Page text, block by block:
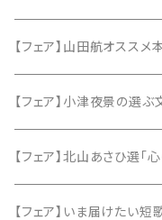
【フェア】山田航オススメ
【フェア】小津夜景の選
【フェア】北山あさひ選「
【フェア】いま届けたい